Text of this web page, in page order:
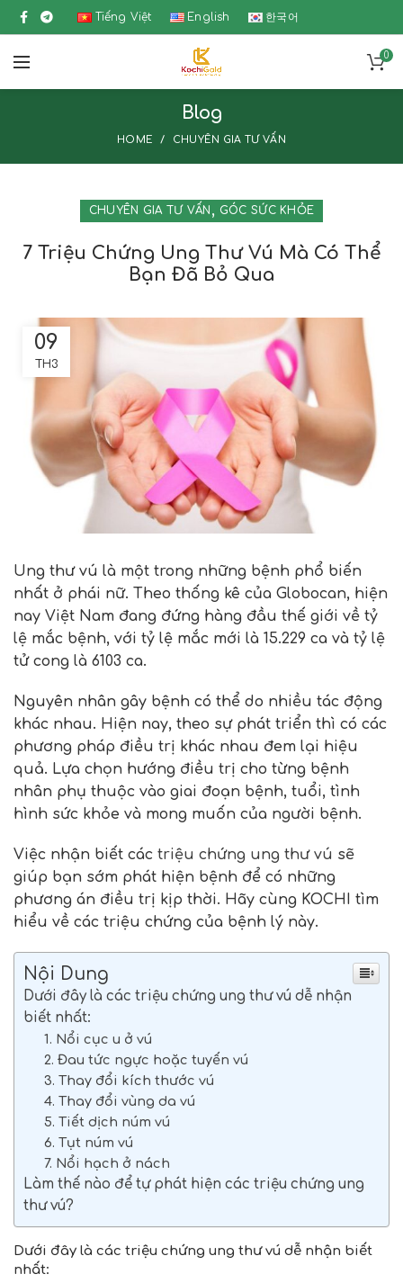
Tiếng Việt English 한국어
0
Blog
HOME CHUYÊN GIA TƯ VẤN
CHUYÊN GIA TƯ VẤN , GÓC SỨC KHỎE
7 Triệu Chứng Ung Thư Vú Mà Có Thể
Bạn Đã Bỏ Qua
09
TH3
Ung thư vú là một trong những bệnh phổ biến
nhất ở phái nữ. Theo thống kê của Globocan, hiện
nay Việt Nam đang đứng hàng đầu thế giới về tỷ
lệ mắc bệnh, với tỷ lệ mắc mới là 15.229 ca và tỷ lệ
tử cong là 6103 ca.
Nguyên nhân gây bệnh có thể do nhiều tác động
khác nhau. Hiện nay, theo sự phát triển thì có các
phương pháp điều trị khác nhau đem lại hiệu
quả. Lựa chọn hướng điều trị cho từng bệnh
nhân phụ thuộc vào giai đoạn bệnh, tuổi, tình
hình sức khỏe và mong muốn của người bệnh.
Việc nhận biết các triệu chứng ung thư vú sẽ
giúp bạn sớm phát hiện bệnh để có những
phương án điều trị kịp thời. Hãy cùng KOCHI tìm
hiểu về các triệu chứng của bệnh lý này.
Nội Dung
Dưới đây là các triệu chứng ung thư vú dễ nhận
biết nhất:
1. Nổi cục u ở vú
2. Đau tức ngực hoặc tuyến vú
3. Thay đổi kích thước vú
4. Thay đổi vùng da vú
5. Tiết dịch núm vú
6. Tụt núm vú
7. Nổi hạch ở nách
Làm thế nào để tự phát hiện các triệu chứng ung
thư vú?
Dưới đây là các triệu chứng ung thư vú dễ nhận biết
nhất: